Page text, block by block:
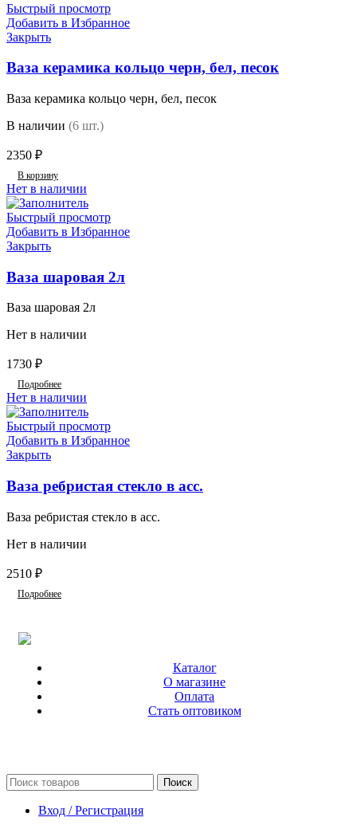
Быстрый просмотр
Добавить в Избранное
Закрыть
Ваза керамика кольцо черн, бел, песок
Ваза керамика кольцо черн, бел, песок
В наличии (6 шт.)
2350 ₽
В корзину
Нет в наличии
Быстрый просмотр
Добавить в Избранное
Закрыть
Ваза шаровая 2л
Ваза шаровая 2л
Нет в наличии
1730 ₽
Подробнее
Нет в наличии
Быстрый просмотр
Добавить в Избранное
Закрыть
Ваза ребристая стекло в асс.
Ваза ребристая стекло в асс.
Нет в наличии
2510 ₽
Подробнее
Каталог
О магазине
Оплата
Стать оптовиком
Поиск
Вход / Регистрация